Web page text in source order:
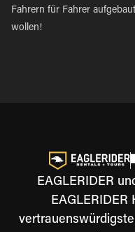
Fahrern für Fahrer
wollen!
EAGLERIDER